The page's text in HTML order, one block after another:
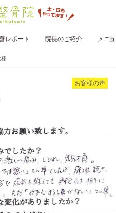
レポート 院長のご紹介 メニ
お客様の声